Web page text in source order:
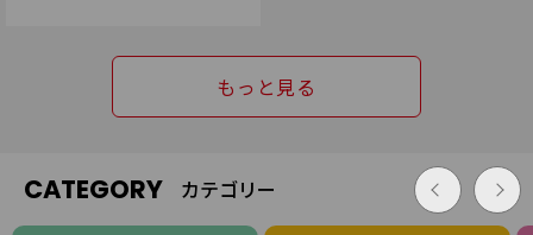
もっと見る
CATEGORY カテゴリー